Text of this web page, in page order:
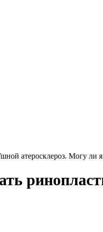
атеросклероз. Могу ли